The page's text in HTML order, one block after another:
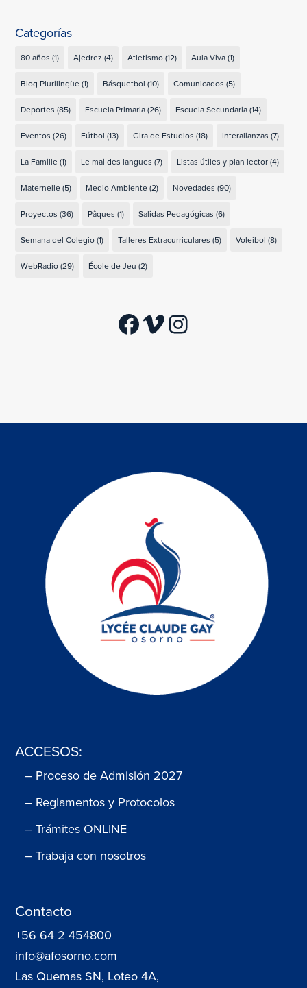
Categorías
80 años (1) Ajedrez (4) Atletismo(12) Aula Viva(1)
Blog Plurilingüe(1) Básquetbol (10) Comunicados (5)
Deportes (85) Escuela Primaria(26) Escuela Secundaria(14)
Eventos (26) Fútbol (13) Gira de Estudios (18) Interalianzas (7)
La Famille(1) Le mai des langues (7) Listas útiles y plan lector(4)
Maternelle(5) Medio Ambiente(2) Novedades (90)
Proyectos (36) Pâques (1) Salidas Pedagógicas (6)
Semana del Colegio(1) Talleres Extracurriculares (5) Voleibol (8)
WebRadio(29) École de Jeu (2)
Facebook
VimeoInstagram
ACCESOS:
– Proceso de Admisión 2027
– Reglamentos y Protocolos
– Trámites ONLINE
– Trabaja con nosotros
Contacto
+56 64 2 454800
info@afosorno.com
Las Quemas SN, Loteo 4A,